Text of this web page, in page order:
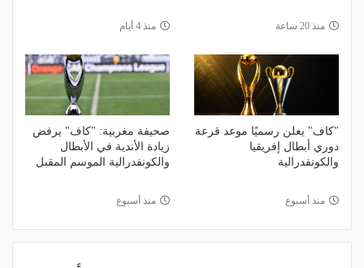
منذ 20 ساعة منذ 4 أيام
"كاف" يعلن رسميًا موعد قرعة
دوري أبطال إفريقيا
والكونفدرالية
منذ أسبوع
صحيفة مغربية: "كاف" يرفض
زيادة الأندية في الأبطال
والكونفدرالية الموسم المقبل
منذ أسبوع